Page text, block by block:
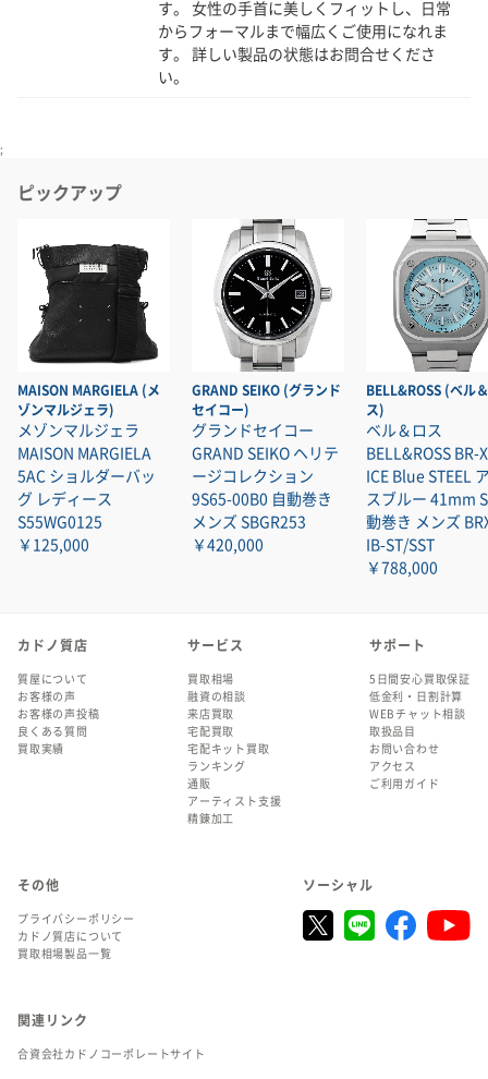
す。 女性の手首に美しくフィットし、日常
からフォーマルまで幅広くご使用になれま
す。 詳しい製品の状態はお問合せくださ
い。
;
ピックアップ
MAISON MARGIELA (メ
ゾンマルジェラ)
メゾンマルジェラ
MAISON MARGIELA
5AC ショルダーバッ
グ レディース
S55WG0125
￥125,000
GRAND SEIKO (グランド
セイコー)
グランドセイコー
GRAND SEIKO ヘリテ
ージコレクション
9S65-00B0 自動巻き
メンズ SBGR253
￥420,000
BELL&ROSS (ベル
ス)
ベル＆ロス
BELL&ROSS BR-
ICE Blue STEEL
スブルー 41mm
動巻き メンズ
IB-ST/SST
￥788,000
カドノ質店
質屋について
お客様の声
お客様の声投稿
良くある質問
買取実績
サービス
買取相場
融資の相談
来店買取
宅配買取
宅配キット買取
ランキング
通販
アーティスト支援
精錬加工
サポート
5日間安心買取保証
低金利・日割計算
WEBチャット相談
取扱品目
お問い合わせ
アクセス
ご利用ガイド
その他
プライバシーポリシー
カドノ質店について
買取相場製品一覧
ソーシャル
関連リンク
合資会社カドノコーポレートサイト